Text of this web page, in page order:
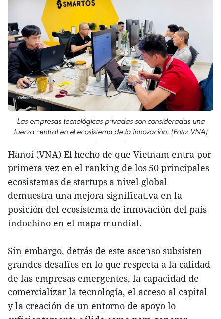
Las empresas tecnológicas privadas son consideradas una
fuerza central en el ecosistema de la innovación. (Foto: VNA)
Hanoi (VNA) El hecho de que Vietnam entra por
primera vez en el ranking de los 50 principales
ecosistemas de startups a nivel global
demuestra una mejora significativa en la
posición del ecosistema de innovación del país
indochino en el mapa mundial.
Sin embargo, detrás de este ascenso subsisten
grandes desafíos en lo que respecta a la calidad
de las empresas emergentes, la capacidad de
comercializar la tecnología, el acceso al capital
y la creación de un entorno de apoyo lo